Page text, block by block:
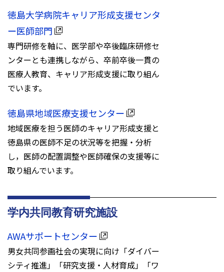
徳島大学病院キャリア形成支援センタ
ー医師部門
専門研修を軸に、医学部や卒後臨床研修セ
ンターとも連携しながら、卒前卒後一貫の
医療人教育、キャリア形成支援に取り組ん
でいます。
徳島県地域医療支援センター
地域医療を担う医師のキャリア形成支援と
徳島県の医師不足の状況等を把握・分析
し，医師の配置調整や医師確保の支援等に
取り組んでいます。
学内共同教育研究施設
AWAサポートセンター
男⼥共同参画社会の実現に向け「ダイバー
シティ推進」「研究⽀援・⼈材育成」「ワ